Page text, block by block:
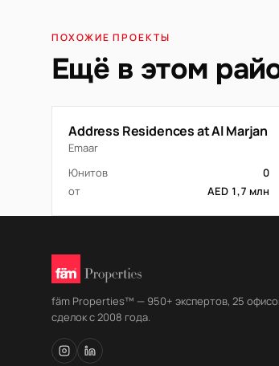
ПОХОЖИЕ ПРОЕКТЫ
Ещё в этом
Address Residences at Al Marjan
Emaar
Юнитов
0
от
AED 1,7 млн
fäm Properties™ — 950+ экспертов, 25
сделок с 2008 года.